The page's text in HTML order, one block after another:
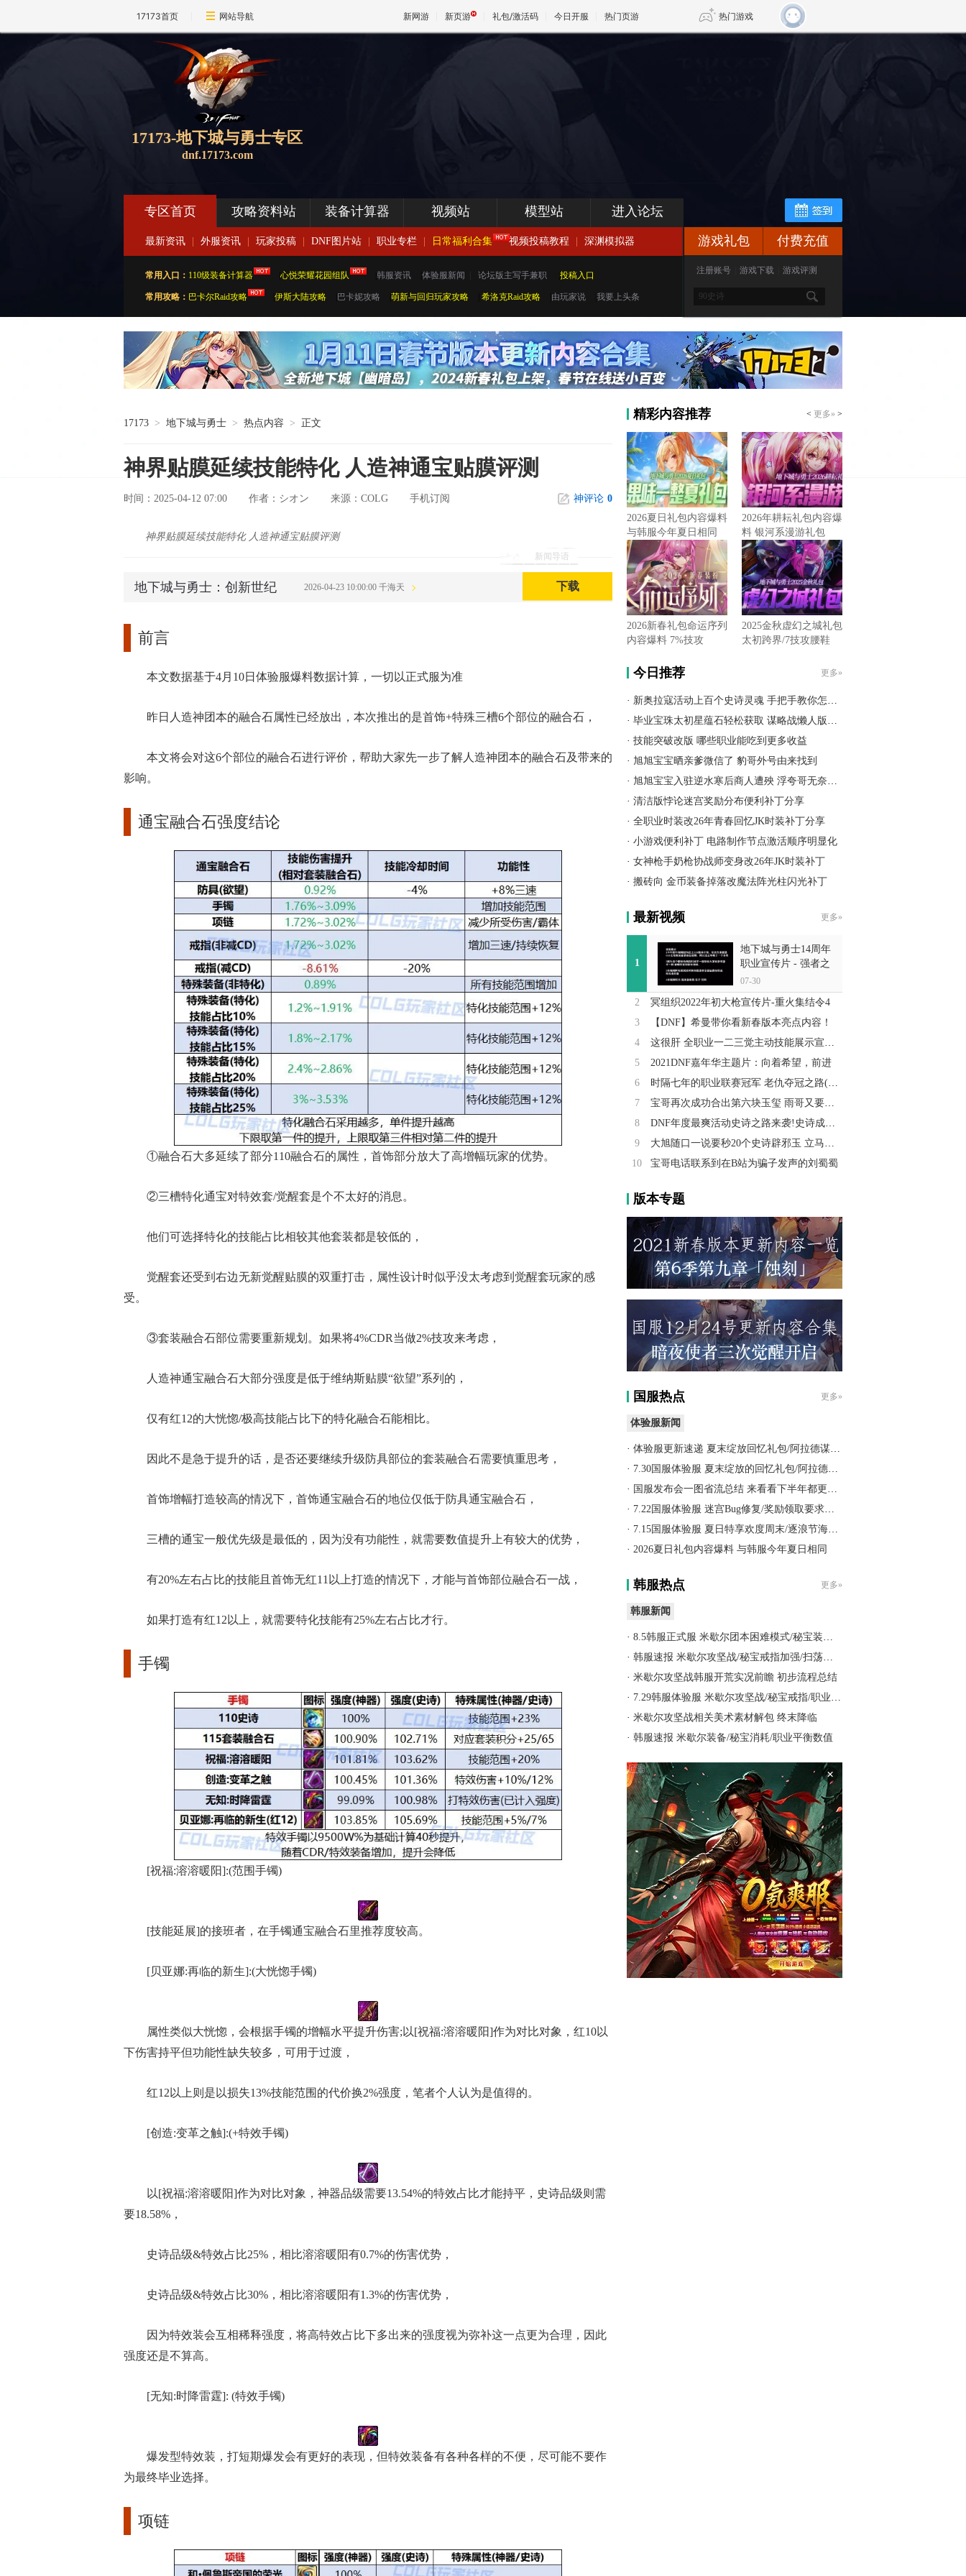
17173首页 网站导航 新网游 新页游 礼包/激活码 今日开服 热门页游 热门游戏
17173-地下城与勇士专区
dnf.17173.com
专区首页 攻略资料站 装备计算器 视频站 模型站 进入论坛
最新资讯 外服资讯 玩家投稿 DNF图片站 职业专栏 日常福利合集 视频投稿教程 深渊模拟器
常用入口： 110级装备计算器 心悦荣耀花园组队 韩服资讯 体验服新闻 论坛版主写手兼职 投稿入口
常用攻略： 巴卡尔Raid攻略 伊斯大陆攻略 巴卡妮攻略 萌新与回归玩家攻略 希洛克Raid攻略 由玩家说 我要上头条
游戏礼包 付费充值
注册账号 游戏下载 游戏评测
17173 > 地下城与勇士 > 热点内容 > 正文
神界贴膜延续技能特化 人造神通宝贴膜评测
时间：2025-04-12 07:00 作者： シオン 来源： COLG 手机订阅 神评论 0
新闻导语
神界贴膜延续技能特化 人造神通宝贴膜评测
地下城与勇士：创新世纪 2026-04-23 10:00:00 千海天 下载
前言
本文数据基于4月10日体验服爆料数据计算，一切以正式服为准
昨日人造神团本的融合石属性已经放出，本次推出的是首饰+特殊三槽6个部位的融合石，
本文将会对这6个部位的融合石进行评价，帮助大家先一步了解人造神团本的融合石及带来的
影响。
通宝融合石强度结论
①融合石大多延续了部分110融合石的属性，首饰部分放大了高增幅玩家的优势。
②三槽特化通宝对特效套/觉醒套是个不太好的消息。
他们可选择特化的技能占比相较其他套装都是较低的，
觉醒套还受到右边无新觉醒贴膜的双重打击，属性设计时似乎没太考虑到觉醒套玩家的感
受。
③套装融合石部位需要重新规划。如果将4%CDR当做2%技攻来考虑，
人造神通宝融合石大部分强度是低于维纳斯贴膜“欲望”系列的，
仅有红12的大恍惚/极高技能占比下的特化融合石能相比。
因此不是急于提升的话，是否还要继续升级防具部位的套装融合石需要慎重思考，
首饰增幅打造较高的情况下，首饰通宝融合石的地位仅低于防具通宝融合石，
三槽的通宝一般优先级是最低的，因为没有功能性，就需要数值提升上有较大的优势，
有20%左右占比的技能且首饰无红11以上打造的情况下，才能与首饰部位融合石一战，
如果打造有红12以上，就需要特化技能有25%左右占比才行。
手镯
[祝福:溶溶暖阳]:(范围手镯)
[技能延展]的接班者，在手镯通宝融合石里推荐度较高。
[贝亚娜:再临的新生]:(大恍惚手镯)
属性类似大恍惚，会根据手镯的增幅水平提升伤害;以[祝福:溶溶暖阳]作为对比对象，红10以
下伤害持平但功能性缺失较多，可用于过渡，
红12以上则是以损失13%技能范围的代价换2%强度，笔者个人认为是值得的。
[创造:变革之触]:(+特效手镯)
以[祝福:溶溶暖阳]作为对比对象，神器品级需要13.54%的特效占比才能持平，史诗品级则需
要18.58%，
史诗品级&特效占比25%，相比溶溶暖阳有0.7%的伤害优势，
史诗品级&特效占比30%，相比溶溶暖阳有1.3%的伤害优势，
因为特效装会互相稀释强度，将高特效占比下多出来的强度视为弥补这一点更为合理，因此
强度还是不算高。
[无知:时降雷霆]: (特效手镯)
爆发型特效装，打短期爆发会有更好的表现，但特效装备有各种各样的不便，尽可能不要作
为最终毕业选择。
项链
精彩内容推荐 < 更多» >
2026夏日礼包内容爆料
与韩服今年夏日相同
2026年耕耘礼包内容爆
料 银河系漫游礼包
2026新春礼包命运序列
内容爆料 7%技攻
2025金秋虚幻之城礼包
太初跨界/7技攻腰鞋
今日推荐 更多»
· 新奥拉寇活动上百个史诗灵魂 手把手教你怎么获取
· 毕业宝珠太初星蕴石轻松获取 谋略战懒人版攻略
· 技能突破改版 哪些职业能吃到更多收益
· 旭旭宝宝晒亲爹微信了 豹哥外号由来找到
· 旭旭宝宝入驻逆水寒后商人遭殃 浮夸哥无奈背锅
· 清洁版悖论迷宫奖励分布便利补丁分享
· 全职业时装改26年青春回忆JK时装补丁分享
· 小游戏便利补丁 电路制作节点激活顺序明显化
· 女神枪手奶枪协战师变身改26年JK时装补丁
· 搬砖向 金币装备掉落改魔法阵光柱闪光补丁
最新视频 更多»
1
地下城与勇士14周年
职业宣传片 - 强者之
歌
07-30
2
冥组织2022年初大枪宣传片-重火集结令4
3
【DNF】希曼带你看新春版本亮点内容！
4
这很肝 全职业一二三觉主动技能展示宣传片
5
2021DNF嘉年华主题片：向着希望，前进
6
时隔七年的职业联赛冠军 老仇夺冠之路(上)
7
宝哥再次成功合出第六块玉玺 雨哥又要自闭
8
DNF年度最爽活动史诗之路来袭!史诗成套爆
9
大旭随口一说要秒20个史诗辟邪玉 立马涨价
10
宝哥电话联系到在B站为骗子发声的刘蜀蜀
版本专题
国服热点 更多»
体验服新闻
· 体验服更新速递 夏末绽放回忆礼包/阿拉德谋略战等
· 7.30国服体验服 夏末绽放的回忆礼包/阿拉德谋略战
· 国服发布会一图省流总结 来看看下半年都更新什么
· 7.22国服体验服 迷宫Bug修复/奖励领取要求下调
· 7.15国服体验服 夏日特享欢度周末/逐浪节海岛牌
· 2026夏日礼包内容爆料 与韩服今年夏日相同
韩服热点 更多»
韩服新闻
· 8.5韩服正式服 米歇尔团本困难模式/秘宝装备加强
· 韩服速报 米歇尔攻坚战/秘宝戒指加强/扫荡优化等
· 米歇尔攻坚战韩服开荒实况前瞻 初步流程总结
· 7.29韩服体验服 米歇尔攻坚战/秘宝戒指/职业和装备平衡
· 米歇尔攻坚战相关美术素材解包 终末降临
· 韩服速报 米歇尔装备/秘宝消耗/职业平衡数值
×